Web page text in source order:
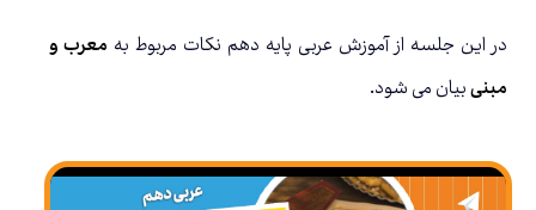
در این جلسه از آموزش عربی پایه دهم نکات مربوط به معرب و
مبنیبیان می شود.